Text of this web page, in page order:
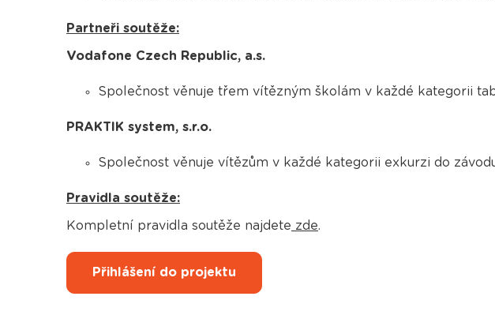
Partneři soutěže:
Vodafone Czech Republic, a.s.
Společnost věnuje třem vítězným školám v každé kategorii
PRAKTIK system, s.r.o.
Společnost věnuje vítězům v každé kategorii exkurzi do
Pravidla soutěže:
Kompletní pravidla soutěže najdete zde.
Přihlášení do projektu